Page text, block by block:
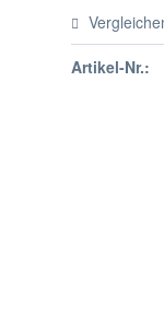
Artikel-Nr.: